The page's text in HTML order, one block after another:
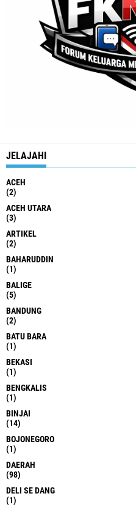
JELAJAHI
ACEH
(2)
ACEH UTARA
(3)
ARTIKEL
(2)
BAHARUDDIN
(1)
BALIGE
(5)
BANDUNG
(2)
BATU BARA
(1)
BEKASI
(1)
BENGKALIS
(1)
BINJAI
(14)
BOJONEGORO
(1)
DAERAH
(98)
DELI SE DANG
(1)